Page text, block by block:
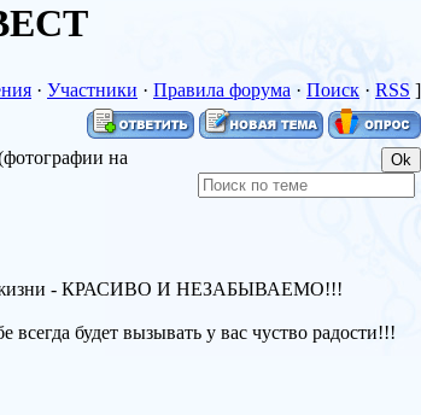
· Участники · Правила форума · Поиск · RSS ]
на
жизни - КРАСИВО И НЕЗАБЫВАЕМО!!!
будет вызывать у вас чуcтво радости!!!